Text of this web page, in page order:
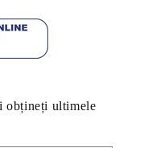
obțineți ultimele